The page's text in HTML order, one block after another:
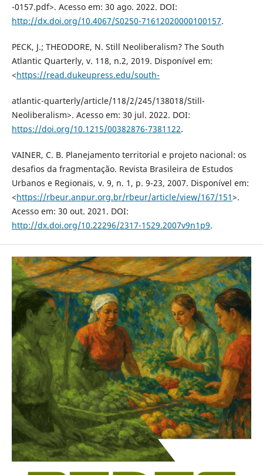
-0157.pdf>. Acesso em: 30 ago. 2022. DOI:
http://dx.doi.org/10.4067/S0250-71612020000100157.
PECK, J.; THEODORE, N. Still Neoliberalism? The South
Atlantic Quarterly, v. 118, n.2, 2019. Disponível em:
<https://read.dukeupress.edu/south-
atlantic-quarterly/article/118/2/245/138018/Still-
Neoliberalism>. Acesso em: 30 jul. 2022. DOI:
https://doi.org/10.1215/00382876-7381122.
VAINER, C. B. Planejamento territorial e projeto nacional: os
desafios da fragmentação. Revista Brasileira de Estudos
Urbanos e Regionais, v. 9, n. 1, p. 9-23, 2007. Disponível em:
<https://rbeur.anpur.org.br/rbeur/article/view/167/151>.
Acesso em: 30 out. 2021. DOI:
http://dx.doi.org/10.22296/2317-1529.2007v9n1p9.